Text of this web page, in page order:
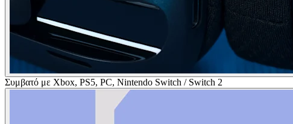
Συμβατό με Xbox, PS5, PC, Nintendo Switch / Switch 2